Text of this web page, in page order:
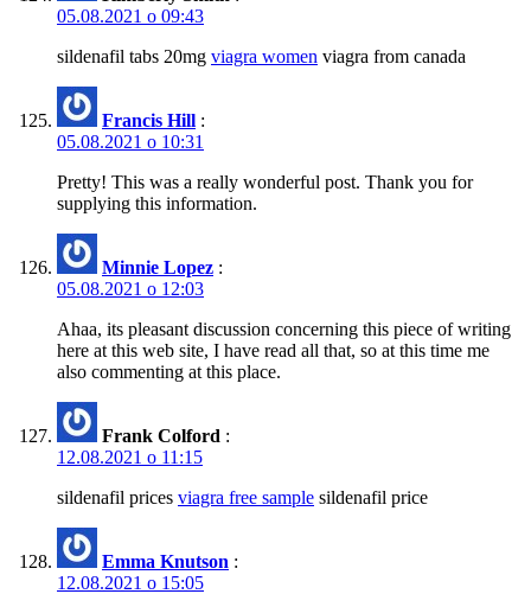
05.08.2021 о 09:43
sildenafil tabs 20mg viagra women viagra from canada
Francis Hill :
05.08.2021 о 10:31
Pretty! This was a really wonderful post. Thank you for
supplying this information.
Minnie Lopez :
05.08.2021 о 12:03
Ahaa, its pleasant discussion concerning this piece of writing
here at this web site, I have read all that, so at this time me
also commenting at this place.
Frank Colford :
12.08.2021 о 11:15
sildenafil prices viagra free sample sildenafil price
Emma Knutson :
12.08.2021 о 15:05